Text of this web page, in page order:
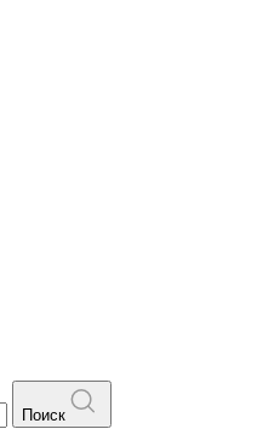
Поиск